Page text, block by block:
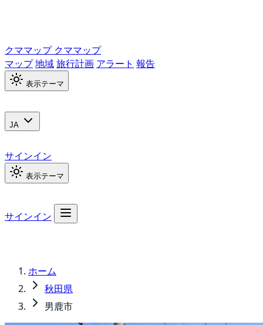
クママップ クママップ
マップ地域旅行計画 アラート 報告
表示テーマ
JA
サインイン
表示テーマ
サインイン
ホーム
秋田県
男鹿市